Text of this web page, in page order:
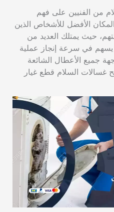
من الفنيين على فهم
الأفضل للأشخاص الذين
حيث يمتلك العديد من
يسهم في سرعة إنجاز عملية
جميع الأعطال الشائعة
غسالات السلام قطع غيار